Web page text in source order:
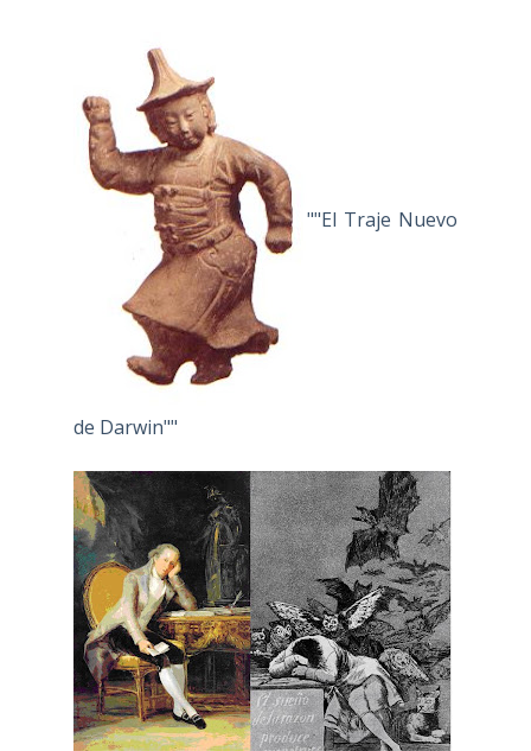
""El Traje Nuevo
de Darwin""